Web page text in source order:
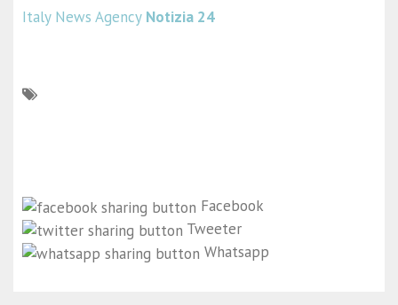
Italy News Agency Notizia 24
Facebook
Tweeter
Whatsapp